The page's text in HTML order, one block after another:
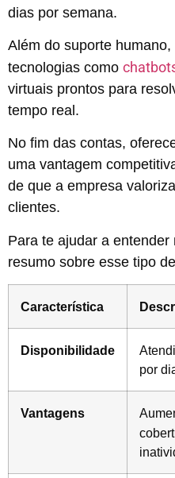
dias por semana.
Além do suporte
tecnologias como
virtuais prontos para
tempo real.
No fim das contas,
uma vantagem
de que a empresa
clientes.
Para te ajudar a
resumo sobre esse tipo
Característica
Disponibilidade
por
Vantagens